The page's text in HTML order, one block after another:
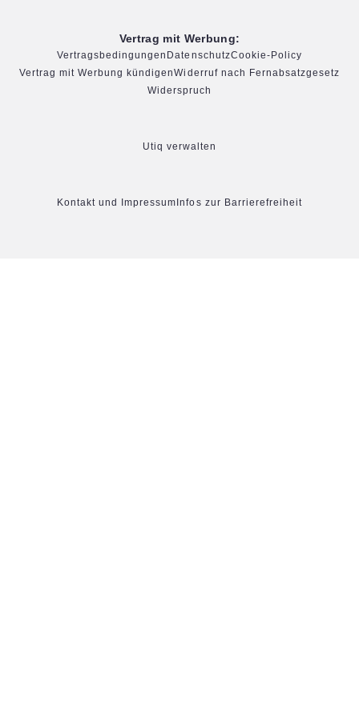
Vertrag mit Werbung:
Vertragsbedingungen DatenschutzCookie-Policy
Vertrag mit Werbung kündigenWiderruf nach Fernabsatzgesetz
Widerspruch
Utiq verwalten
Kontakt und Impressum Infos zur Barrierefreiheit